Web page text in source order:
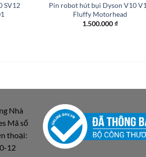
SV12
Pin robot hút bụi Dyson V10
Fluffy Motorhead
1.500.000₫
Nhà
Mã số
thoại:
12